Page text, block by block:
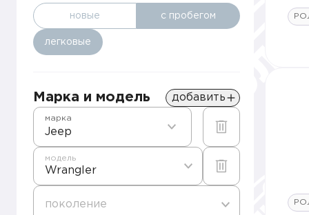
новые с пробегом
легковые
Марка и модель добавить
Jeep
марка
Wrangler
модель
поколение